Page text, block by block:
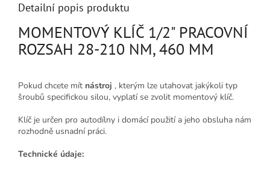
Detailní popis produktu
MOMENTOVÝ KLÍČ 1/2" PRACOVNÍ
ROZSAH 28-210 NM, 460 MM
Pokud chcete mít nástroj , kterým lze utahovat jakýkoli typ
šroubů specifickou silou, vyplatí se zvolit momentový klíč.
Klíč je určen pro autodílny i domácí použití a jeho obsluha nám
rozhodně usnadní práci.
Technické údaje: